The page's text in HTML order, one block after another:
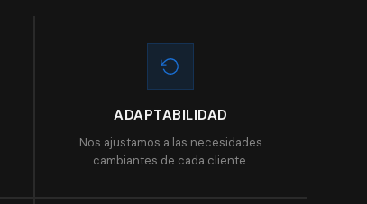
ADAPTABILIDAD
Nos ajustamos a las necesidades
cambiantes de cada cliente.